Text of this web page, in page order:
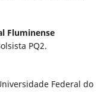
Fluminense
PQ2.
Federal do